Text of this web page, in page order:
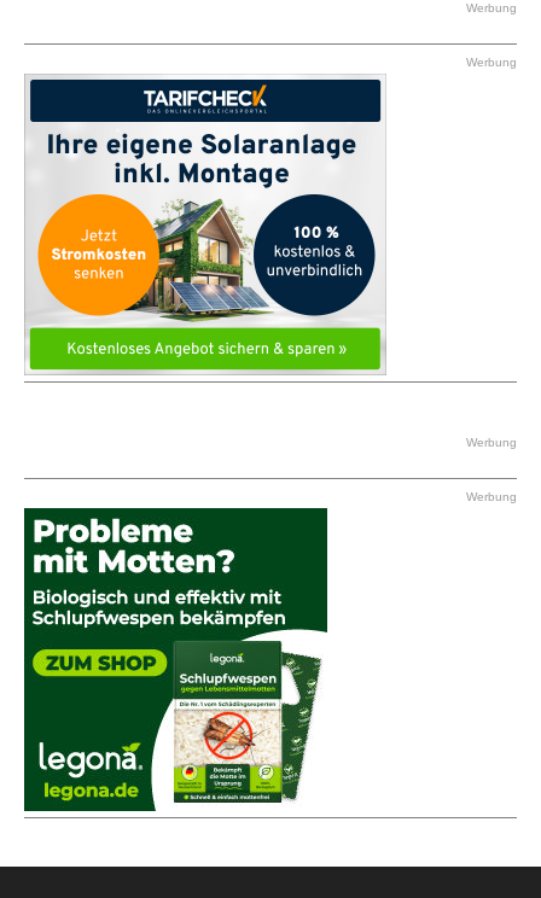
Werbung
Werbung
Werbung
Werbung